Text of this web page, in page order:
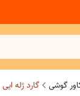
گوشی گارد ژله ایی